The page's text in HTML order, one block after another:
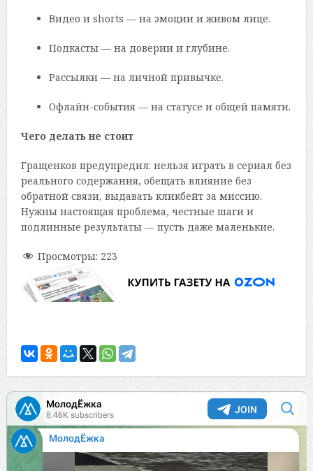
Видео и shorts — на эмоции и живом лице.
Подкасты — на доверии и глубине.
Рассылки — на личной привычке.
Офлайн-события — на статусе и общей памяти.
Чего делать не стоит
Гращенков предупредил: нельзя играть в сериал без
реального содержания, обещать влияние без
обратной связи, выдавать кликбейт за миссию.
Нужны настоящая проблема, честные шаги и
подлинные результаты — пусть даже маленькие.
Просмотры: 223